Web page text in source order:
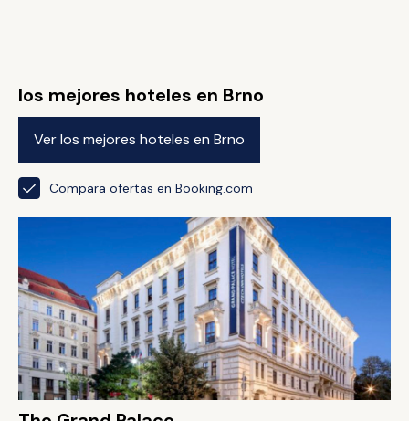
los mejores hoteles en Brno
Ver los mejores hoteles en Brno
Compara ofertas en Booking.com